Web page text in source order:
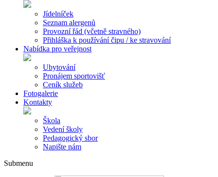
Jídelníček
Seznam alergenů
Provozní řád (včetně stravného)
Přihláška k používání čipu / ke stravování
Nabídka pro veřejnost
Ubytování
Pronájem sportovišť
Ceník služeb
Fotogalerie
Kontakty
Škola
Vedení školy
Pedagogický sbor
Napište nám
Submenu